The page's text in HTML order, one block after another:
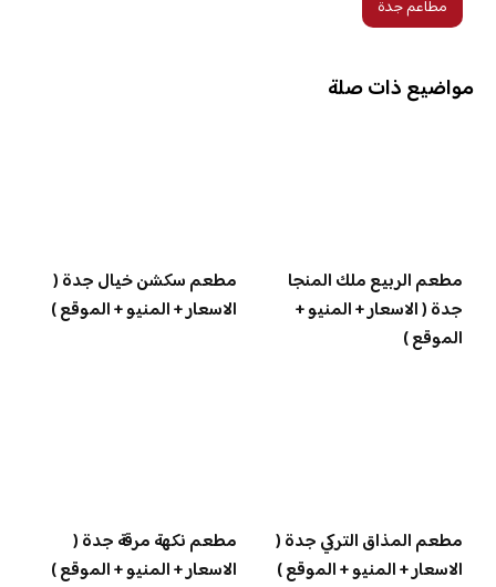
مطاعم جدة
مواضيع ذات صلة
مطعم الربيع ملك المنجا
جدة ( الاسعار + المنيو +
الموقع )
مطعم سكشن خيال جدة (
الاسعار + المنيو + الموقع )
مطعم المذاق التركي جدة (
الاسعار + المنيو + الموقع )
مطعم نكهة مرقة جدة (
الاسعار + المنيو + الموقع )